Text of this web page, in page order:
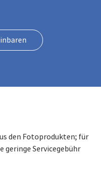
den Fotoprodukten; für
geringe Servicegebühr